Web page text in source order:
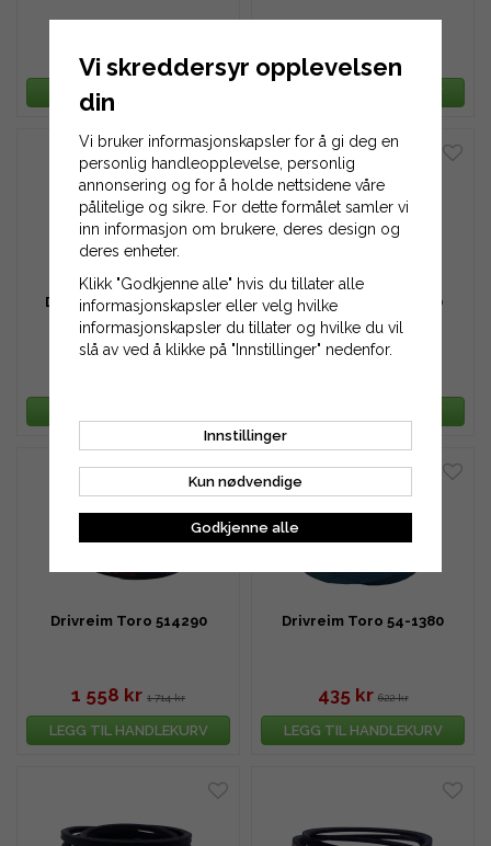
357 kr 388 kr
LEGG TIL HANDLEKURV
1 246 kr
LEGG TIL HANDLEKURV
Drivreim Toro 42-0884 Drivreim Toro 448990
LEGG TIL HANDLEKURV
Drivreim Toro 514290
1 558 kr 1 714 kr
LEGG TIL HANDLEKURV
Drivreim Toro 54-1380
435 kr 622 kr
LEGG TIL HANDLEKURV
Vi skreddersyr opplevelsen
din
Vi bruker informasjonskapsler for å gi deg en
personlig handleopplevelse, personlig
annonsering og for å holde nettsidene våre
pålitelige og sikre. For dette formålet samler vi
inn informasjon om brukere, deres design og
deres enheter.
Klikk "Godkjenne alle" hvis du tillater alle
informasjonskapsler eller velg hvilke
informasjonskapsler du tillater og hvilke du vil
slå av ved å klikke på "Innstillinger" nedenfor.
Innstillinger
Kun nødvendige
Godkjenne alle